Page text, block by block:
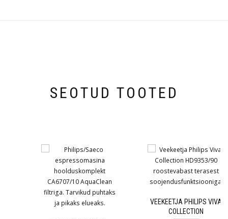
SEOTUD TOOTED
VEEKEETJA PHILIPS VIVA
COLLECTION